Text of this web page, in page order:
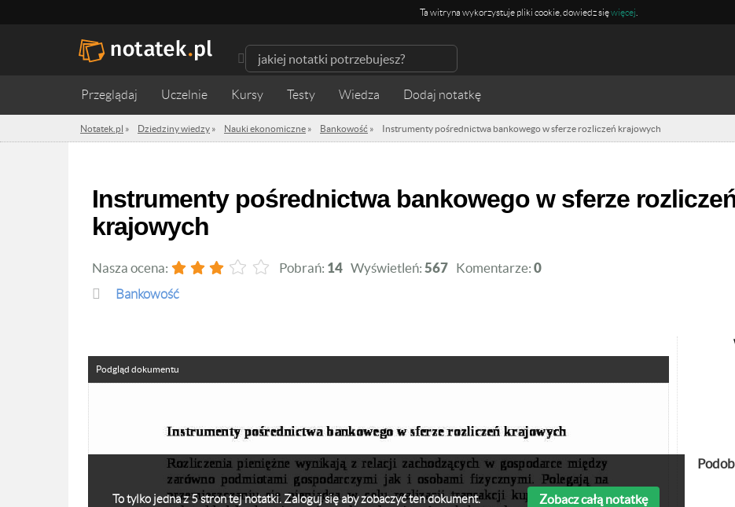
Ta witryna wykorzystuje pliki cookie, dowiedz sięwięcej
Przeglądaj Uczelnie Kursy Testy Wiedza
Notatek.pl » Dziedziny wiedzy » Nauki ekonomiczne » Bankowość » Instrumenty pośrednictwa bankowego w sferze rozliczeń krajowych
Instrumenty pośrednictwa bankowego w sferze rozliczeń
krajowych
Nasza ocena: Pobrań: 14 Wyświetleń: 567 Komentarze: 0
Bankowość
To tylko jedna z 5 stron tej notatki. Zaloguj się aby zobaczyć ten dokument. Zobacz całą notatkę
Podgląd dokumentu